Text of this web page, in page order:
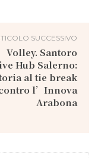
SUCCESSIVO
Volley. Santoro
Hub Salerno:
al tie break
l’Innova
Arabona